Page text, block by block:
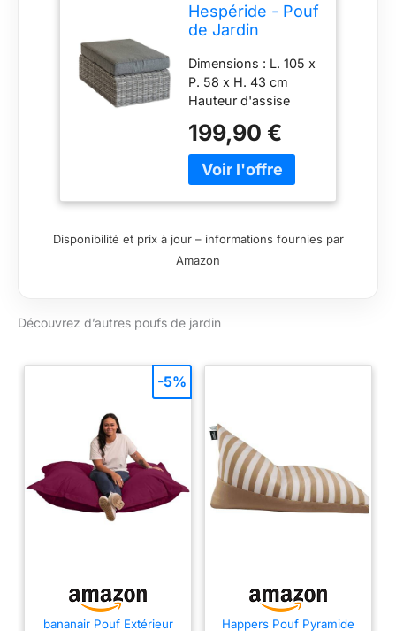
Hespéride - Pouf
de Jardin
d'ombre
Dimensions : L. 105 x
P. 58 x H. 43 cm
Hauteur d'assise
30 Hauteur d'assise
avec coussin (cm) :
43 Coussin (cm) : 59
199,90 €
Disponibilité et prix à jour – informations fournies par
Amazon
Découvrez d’autres poufs de jardin
bananair Pouf Extérieur
-5%
Happers Pouf Pyramide